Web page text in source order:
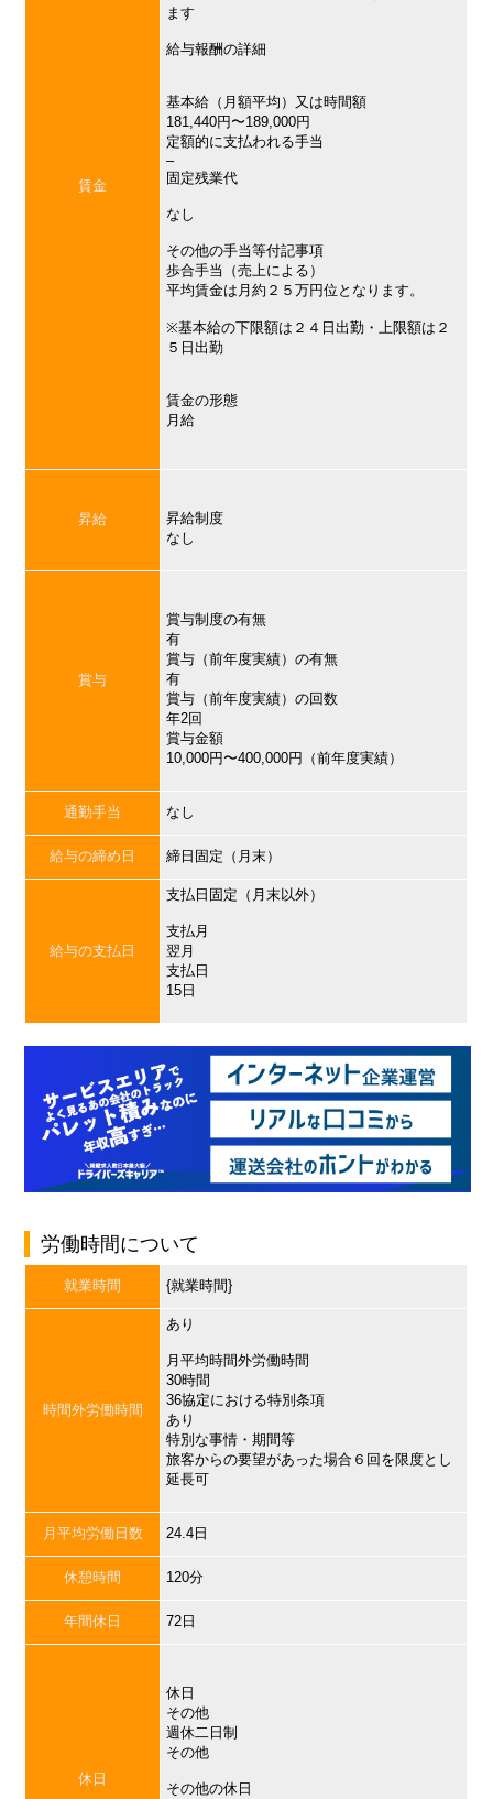
賃金
ます
給与報酬の詳細
基本給（月額平均）又は時間額
181,440円〜189,000円
定額的に支払われる手当
–
固定残業代
なし
その他の手当等付記事項
歩合手当（売上による）
平均賃金は月約２５万円位となります。
※基本給の下限額は２４日出勤・上限額は２
５日出勤
賃金の形態
月給
昇給
昇給制度
なし
賞与
賞与制度の有無
有
賞与（前年度実績）の有無
有
賞与（前年度実績）の回数
年2回
賞与金額
10,000円〜400,000円（前年度実績）
通勤手当 なし
給与の締め日 締日固定（月末）
給与の支払日
支払日固定（月末以外）
支払月
翌月
支払日
15日
労働時間について
就業時間 {就業時間}
時間外労働時間
あり
月平均時間外労働時間
30時間
36協定における特別条項
あり
特別な事情・期間等
旅客からの要望があった場合６回を限度とし
延長可
月平均労働日数 24.4日
休憩時間 120分
年間休日 72日
休日
休日
その他
週休二日制
その他
その他の休日